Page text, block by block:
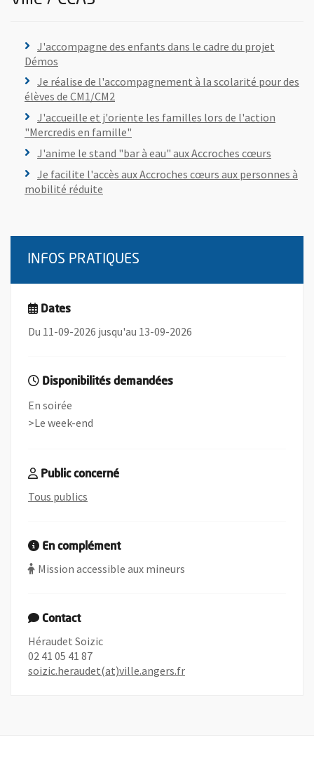
Plus d'information sur l'offre de bénévolat :
J'accompagne des enfants dans le cadre du projet
Démos
Plus d'information sur l'offre de bénévolat :
Je réalise de l'accompagnement à la scolarité pour des
élèves de CM1/CM2
Plus d'information sur l'offre de bénévolat :
J'accueille et j'oriente les familles lors de l'action
"Mercredis en famille"
Plus d'information sur l'offre de bénévolat :
J'anime le stand "bar à eau" aux Accroches cœurs
Plus d'information sur l'offre de bénévolat :
Je facilite l'accès aux Accroches cœurs aux personnes à
mobilité réduite
INFOS PRATIQUES
Dates
Du 11-09-2026 jusqu'au 13-09-2026
Disponibilités demandées
En soirée
>Le week-end
Public concerné
Tous publics
En complément
Mission accessible aux mineurs
Contact
Héraudet Soizic
02 41 05 41 87
soizic.heraudet(at)ville.angers.fr, Ouvre une nouvelle